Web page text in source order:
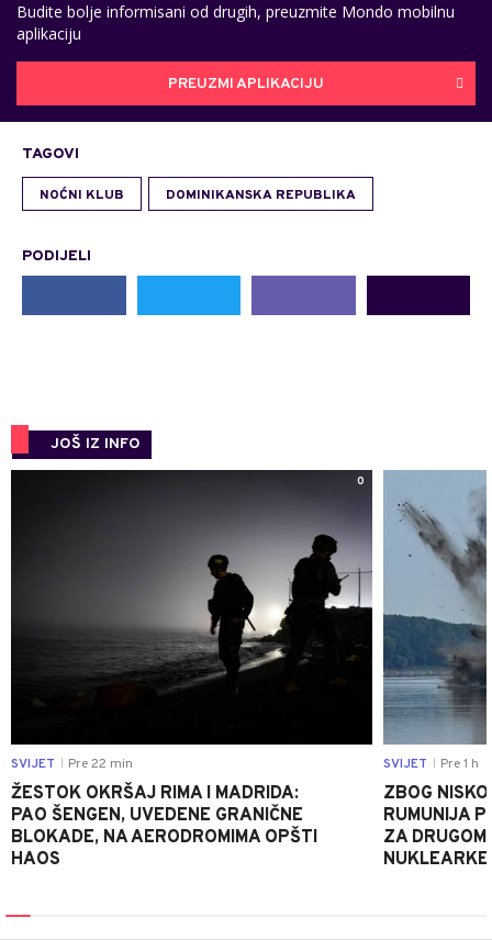
Budite bolje informisani od drugih, preuzmite Mondo mobilnu
aplikaciju
PREUZMI APLIKACIJU
TAGOVI
NOĆNI KLUB DOMINIKANSKA REPUBLIKA
PODIJELI
JOŠ IZ INFO
0
SVIJET Pre 22 min
ŽESTOK OKRŠAJ RIMA I MADRIDA:
PAO ŠENGEN, UVEDENE GRANIČNE
BLOKADE, NA AERODROMIMA OPŠTI
HAOS
SVIJET Pre 1 h
ZBOG
RUMUNIJA
ZA
NUKLEARKE